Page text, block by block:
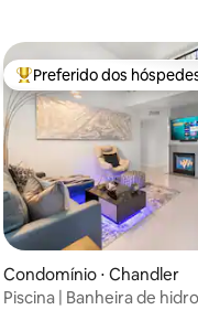
média de 5, 132
Entre os melhores
Preferido dos
Condomínio ⋅ Chandler
Piscina | Banheira de